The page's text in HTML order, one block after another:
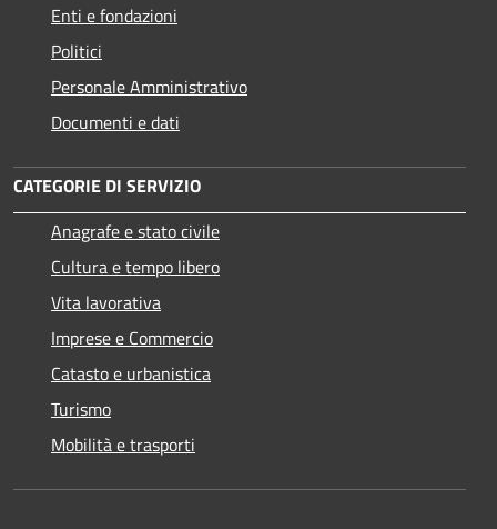
Enti e fondazioni
Politici
Personale Amministrativo
Documenti e dati
CATEGORIE DI SERVIZIO
Anagrafe e stato civile
Cultura e tempo libero
Vita lavorativa
Imprese e Commercio
Catasto e urbanistica
Turismo
Mobilità e trasporti